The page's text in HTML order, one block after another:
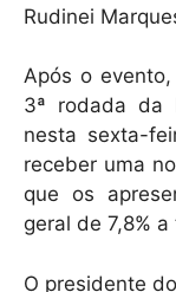
Rudinei
Após o
3ª rodada da
nesta sexta-
receber uma
que os
geral de 7,8%
O presidente